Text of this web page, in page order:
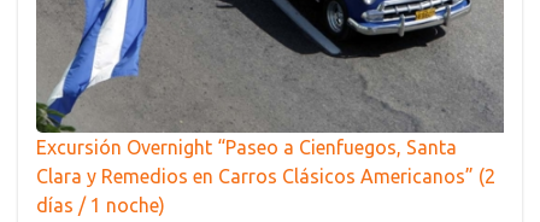
Excursión Overnight “Paseo a Cienfuegos, Santa
Clara y Remedios en Carros Clásicos Americanos” (2
días / 1 noche)